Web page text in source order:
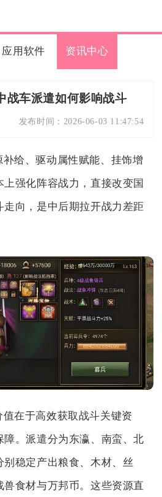
应用软件 资讯中心
战车派遣如何影响战斗
发布时间： 2026-06-03 11:47:54
给、驱动属性赋能、挂饰增
强化阵容战力，直接改变国
向，是中后期拉开战力差距
在于高效获取战斗关键资
。派遣分为东瀛、南蛮、北
稳定产出粮食、木材、丝
食材与万邦币。这些资源直